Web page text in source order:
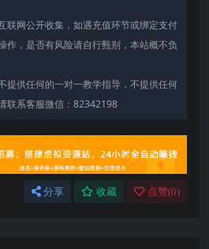
联网公开收集，如遇充值环节或绑定支付
作，是否有风险请自行甄别，本站概不负
提供任何的一对一教学指导，不提供任何
联系客服微信：82342198
分享 收藏 点赞(0)